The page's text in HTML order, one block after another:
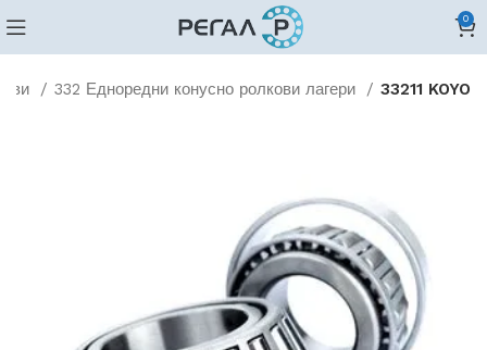
0
332 Едноредни конусно ролкови лагери 33211 KOYO